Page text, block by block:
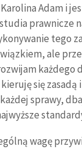
Adam i
prawnicze
tego
ale
każdego
się
sprawy,
wagę